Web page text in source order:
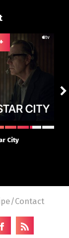
+
City
Contact